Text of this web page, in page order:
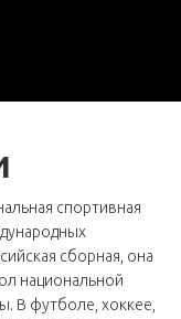
спортивная
сборная , она
национальной
В футболе, хоккее,